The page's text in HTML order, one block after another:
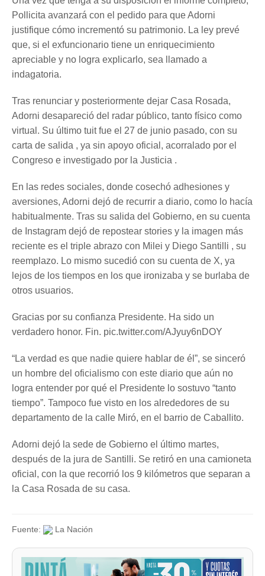
Pollicita avanzará con el pedido para que Adorni
justifique cómo incrementó su patrimonio. La ley prevé
que, si el exfuncionario tiene un enriquecimiento
apreciable y no logra explicarlo, sea llamado a
indagatoria.
Tras renunciar y posteriormente dejar Casa Rosada,
Adorni desapareció del radar público, tanto físico como
virtual. Su último tuit fue el 27 de junio pasado, con su
carta de salida , ya sin apoyo oficial, acorralado por el
Congreso e investigado por la Justicia .
En las redes sociales, donde cosechó adhesiones y
aversiones, Adorni dejó de recurrir a diario, como lo hacía
habitualmente. Tras su salida del Gobierno, en su cuenta
de Instagram dejó de repostear stories y la imagen más
reciente es el triple abrazo con Milei y Diego Santilli , su
reemplazo. Lo mismo sucedió con su cuenta de X, ya
lejos de los tiempos en los que ironizaba y se burlaba de
otros usuarios.
Gracias por su confianza Presidente. Ha sido un
verdadero honor. Fin. pic.twitter.com/AJyuy6nDOY
“La verdad es que nadie quiere hablar de él”, se sinceró
un hombre del oficialismo con este diario que aún no
logra entender por qué el Presidente lo sostuvo “tanto
tiempo”. Tampoco fue visto en los alrededores de su
departamento de la calle Miró, en el barrio de Caballito.
Adorni dejó la sede de Gobierno el último martes,
después de la jura de Santilli. Se retiró en una camioneta
oficial, con la que recorrió los 9 kilómetros que separan a
la Casa Rosada de su casa.
Fuente: La Nación